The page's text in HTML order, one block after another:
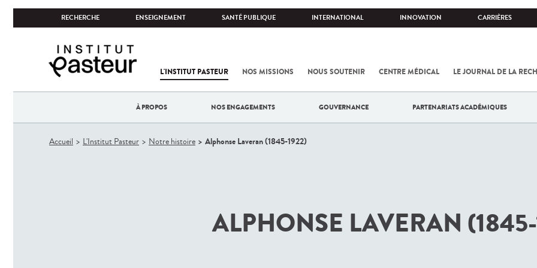
RECHERCHE ENSEIGNEMENT SANTÉ PUBLIQUE INTERNATIONAL INNOVATION CARRIÈRES
L'INSTITUT PASTEUR NOS MISSIONS NOUS SOUTENIR CENTRE MÉDICAL LE JOURNAL DE LA
À PROPOS NOS ENGAGEMENTS GOUVERNANCE PARTENARIATS ACADÉMIQUES
Vous
Accueil L'Institut Pasteur Notre histoire Alphonse Laveran (1845-1922)
ALPHONSE LAVERAN